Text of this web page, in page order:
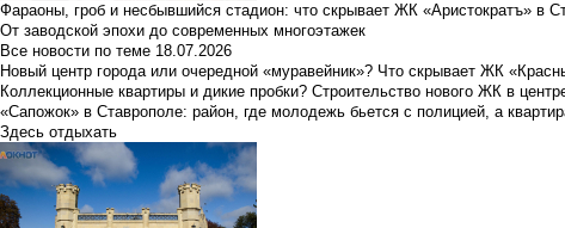
Фараоны, гроб и несбывшийся стадион: что скрывает ЖК «Аристократъ» в
От заводской эпохи до современных многоэтажек
Все новости по теме 18.07.2026
Новый центр города или очередной «муравейник»? Что скрывает ЖК
Коллекционные квартиры и дикие пробки? Строительство нового ЖК в
«Сапожок» в Ставрополе: район, где молодежь бьется с полицией, а
Здесь отдыхать